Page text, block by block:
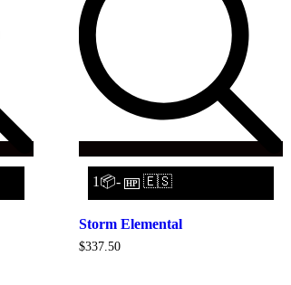
1📦- HP 🇪🇸
Storm Elemental
$337.50